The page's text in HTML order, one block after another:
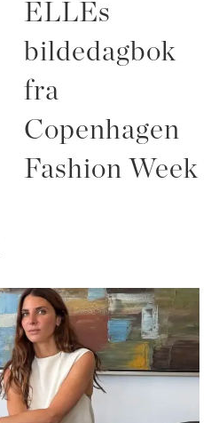
ELLEs
bildedagbok
fra
Copenhagen
Fashion Week